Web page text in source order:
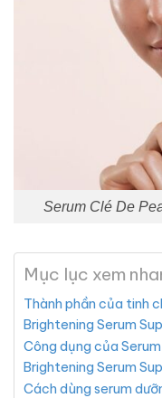
Serum Clé De
Mục lục xem
Thành phần của tinh
Brightening Serum
Công dụng của
Brightening Serum
Cách dùng serum